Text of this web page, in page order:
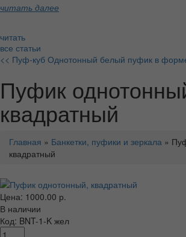
читать далее
читать
все статьи
<< Пуф-куб Однотонный белый пуфик в
Пуфик
квадратный
Главная » Банкетки, пуфики и зеркала »
квадратный
Цена: 1000.00 р.
В наличии
Код: BNT-1-K жел